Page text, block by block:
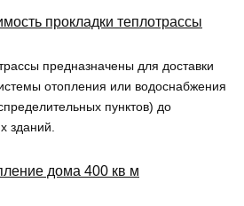
прокладки теплотрассы
предназначены для доставки
отопления или водоснабжения
пунктов) до
зданий.
дома 400 кв м